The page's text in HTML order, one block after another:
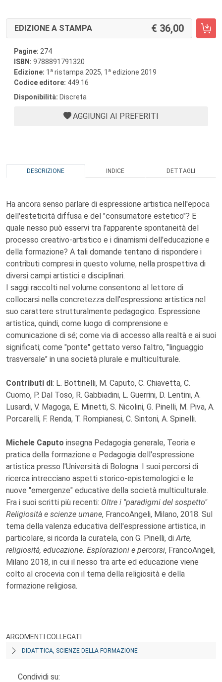
EDIZIONE A STAMPA 36,00
Pagine: 274
ISBN: 9788891791320
Edizione: 1 a ristampa 2025, 1 a edizione 2019
Codice editore: 449.16
Disponibilità: Discreta
AGGIUNGI AI PREFERITI
DESCRIZIONE INDICE DETTAGLI
Ha ancora senso parlare di espressione artistica nell'epoca
dell'esteticità diffusa e del "consumatore estetico"? E
quale nesso può esservi tra l'apparente spontaneità del
processo creativo-artistico e i dinamismi dell'educazione e
della formazione? A tali domande tentano di rispondere i
contributi compresi in questo volume, nella prospettiva di
diversi campi artistici e disciplinari.
I saggi raccolti nel volume consentono al lettore di
collocarsi nella concretezza dell'espressione artistica nel
suo carattere strutturalmente pedagogico. Espressione
artistica, quindi, come luogo di comprensione e
comunicazione di sé; come via di accesso alla realtà e ai suoi
significati; come "ponte" gettato verso l'altro, "linguaggio
trasversale" in una società plurale e multiculturale.
Contributi di: L. Bottinelli, M. Caputo, C. Chiavetta, C.
Cuomo, P. Dal Toso, R. Gabbiadini, L. Guerrini, D. Lentini, A.
Lusardi, V. Magoga, E. Minetti, S. Nicolini, G. Pinelli, M. Piva, A.
Porcarelli, F. Renda, T. Rompianesi, C. Sintoni, A. Spinelli.
Michele Caputo insegna Pedagogia generale, Teoria e
pratica della formazione e Pedagogia dell'espressione
artistica presso l'Università di Bologna. I suoi percorsi di
ricerca intrecciano aspetti storico-epistemologici e le
nuove "emergenze" educative della società multiculturale.
Fra i suoi scritti più recenti: Oltre i "paradigmi del sospetto"
Religiosità e scienze umane, FrancoAngeli, Milano, 2018. Sul
tema della valenza educativa dell'espressione artistica, in
particolare, si ricorda la curatela, con G. Pinelli, diArte,
religiosità, educazione. Esplorazioni e percorsi, FrancoAngeli,
Milano 2018, in cui il nesso tra arte ed educazione viene
colto al crocevia con il tema della religiosità e della
formazione religiosa.
ARGOMENTI COLLEGATI
DIDATTICA, SCIENZE DELLA FORMAZIONE
Condividi su: